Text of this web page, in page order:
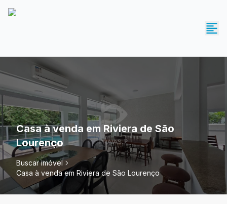
Casa à venda em Riviera de São
Lourenço
Buscar imóvel
Casa à venda em Riviera de São Lourenço